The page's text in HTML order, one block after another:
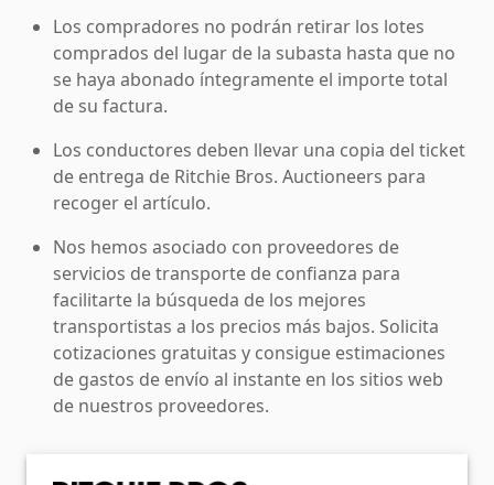
Los compradores no podrán retirar los lotes
comprados del lugar de la subasta hasta que no
se haya abonado íntegramente el importe total
de su factura.
Los conductores deben llevar una copia del ticket
de entrega de Ritchie Bros. Auctioneers para
recoger el artículo.
Nos hemos asociado con proveedores de
servicios de transporte de confianza para
facilitarte la búsqueda de los mejores
transportistas a los precios más bajos. Solicita
cotizaciones gratuitas y consigue estimaciones
de gastos de envío al instante en los sitios web
de nuestros proveedores.